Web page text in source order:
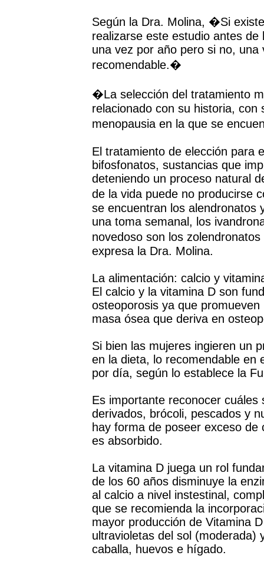
Según la Dra. Molina, �Si
realizarse este estudio antes
una vez por año pero si no,
recomendable.�
�La selección del tratamiento
relacionado con su historia,
menopausia en la que se
El tratamiento de elección para
bifosfonatos, sustancias que
deteniendo un proceso natural
de la vida puede no producirse
se encuentran los alendronatos
una toma semanal, los
novedoso son los
expresa la Dra. Molina.
La alimentación: calcio y
El calcio y la vitamina D son
osteoporosis ya que
masa ósea que deriva en
Si bien las mujeres ingieren un
en la dieta, lo recomendable en
por día, según lo establece la
Es importante reconocer
derivados, brócoli, pescados y
hay forma de poseer exceso
es absorbido.
La vitamina D juega un rol
de los 60 años disminuye la
al calcio a nivel instestinal,
que se recomienda la
mayor producción de Vitamina
ultravioletas del sol (moderada)
caballa, huevos e hígado.